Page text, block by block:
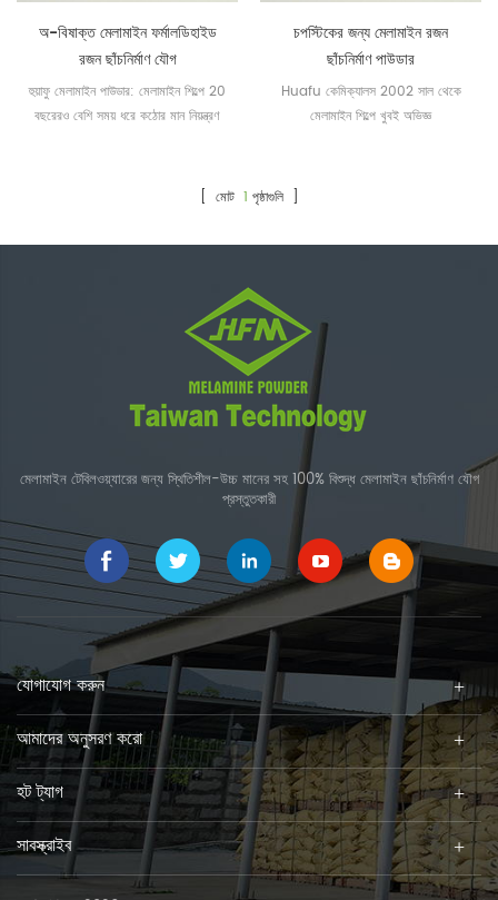
অ-বিষাক্ত মেলামাইন ফর্মালডিহাইড
রজন ছাঁচনির্মাণ যৌগ
হুয়াফু মেলামাইন পাউডার: মেলামাইন শিল্পে 20
বছরেরও বেশি সময় ধরে কঠোর মান নিয়ন্ত্রণ
চপস্টিকের জন্য মেলামাইন রজন
ছাঁচনির্মাণ পাউডার
Huafu কেমিক্যালস 2002 সাল থেকে
মেলামাইন শিল্পে খুবই অভিজ্ঞ
[ মোট 1 পৃষ্ঠাগুলি ]
মেলামাইন টেবিলওয়্যারের জন্য স্থিতিশীল-উচ্চ মানের সহ 100% বিশুদ্ধ মেলামাইন ছাঁচনির্মাণ যৌগ
প্রস্তুতকারী
যোগাযোগ করুন
আমাদের অনুসরণ করো
হট ট্যাগ
সাবস্ক্রাইব